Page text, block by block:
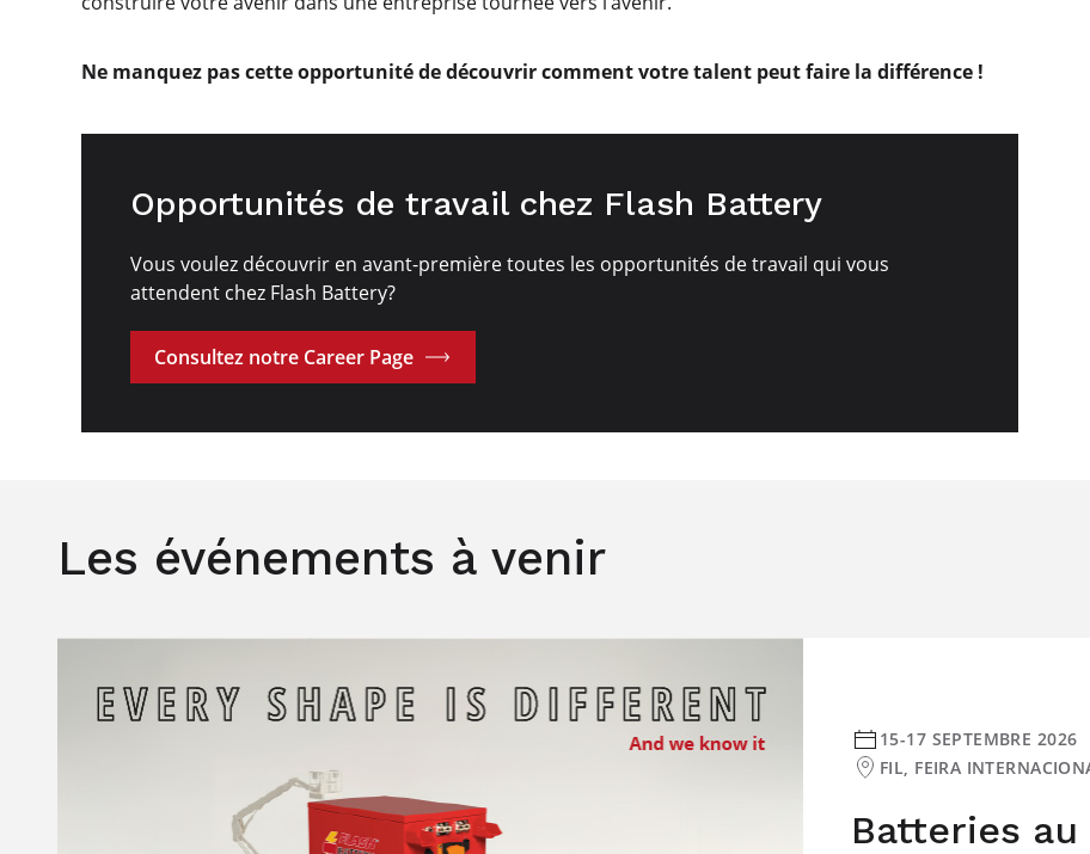
Ne manquez pas cette opportunité de découvrir comment votre talent peut faire la différence !
Opportunités de travail chez Flash Battery
Vous voulez découvrir en avant-première toutes les opportunités de travail qui vous
attendent chez Flash Battery?
Consultez notre Career Page
Les événements à venir
Batteries
15-17 SEPTEMBRE 2026
FIL, FEIRA